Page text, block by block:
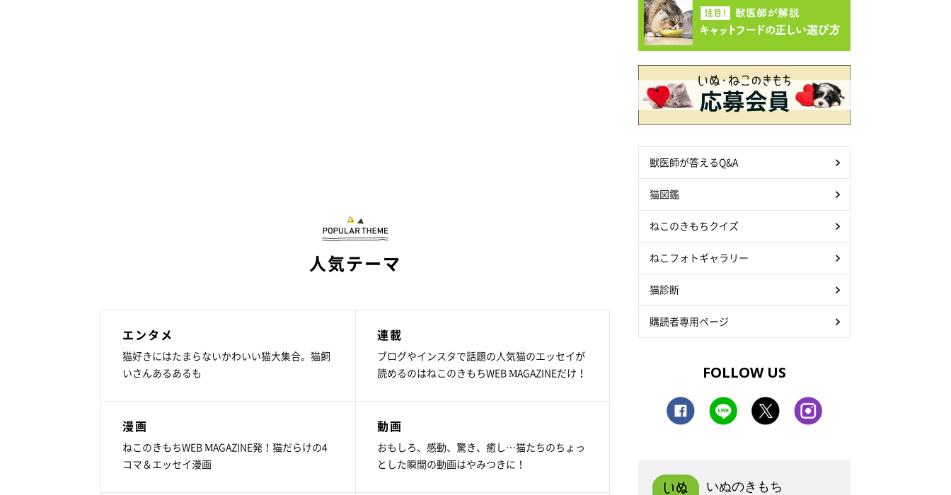
人気テーマ
エンタメ
猫好きにはたまらないかわいい猫大集合。猫飼
いさんあるあるも
連載
ブログやインスタで話題の人気猫のエッセイが
読めるのはねこのきもちWEB MAGAZINEだけ！
漫画
ねこのきもちWEB MAGAZINE発！猫だらけの4
コマ＆エッセイ漫画
動画
おもしろ、感動、驚き、癒し…猫たちのちょっ
とした瞬間の動画はやみつきに！
獣医師が答えるQ&A
猫図鑑
ねこのきもちクイズ
ねこフォトギャラリー
猫診断
購読者専用ページ
FOLLOW US
いぬのきもち